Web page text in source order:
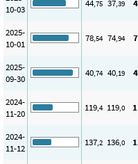
10-03
44,75 37,39
2025-
10-01
78,54 74,94
2025-
09-30
40,74 40,19
2024-
11-20
119,4 119,0
2024-
11-12
137,2 136,0